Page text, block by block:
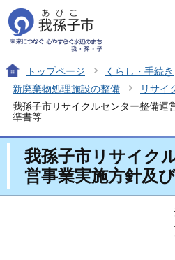
トップページ くらし・手続き
新廃棄物処理施設の整備
リサイ
我孫子市リサイクルセンター整備運
準書等
我孫子市リサイク
営事業実施方針及